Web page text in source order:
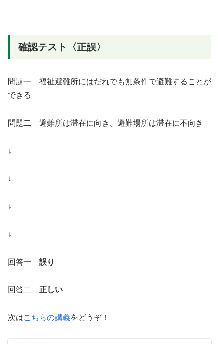
確認テスト〈正誤〉
問題一 福祉避難所にはだれでも無条件で避難することが
できる
問題二 避難所は滞在に向き、避難場所は滞在に不向き
↓
↓
↓
↓
回答一 誤り
回答二 正しい
次はこちらの講義をどうぞ！